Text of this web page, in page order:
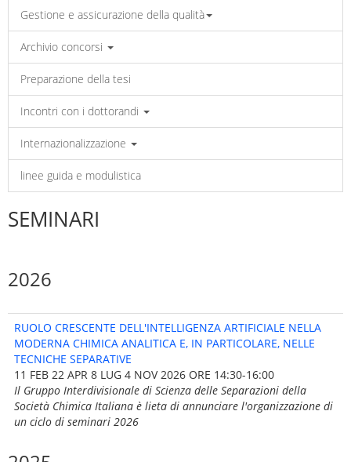
Gestione e assicurazione della qualità
Archivio concorsi
Preparazione della tesi
Incontri con i dottorandi
Internazionalizzazione
linee guida e modulistica
SEMINARI
2026
RUOLO CRESCENTE DELL'INTELLIGENZA ARTIFICIALE NELLA
MODERNA CHIMICA ANALITICA E, IN PARTICOLARE, NELLE
TECNICHE SEPARATIVE
11 FEB 22 APR 8 LUG 4 NOV 2026 ORE 14:30-16:00
Il Gruppo Interdivisionale di Scienza delle Separazioni della
Società Chimica Italiana è lieta di annunciare l'organizzazione di
un ciclo di seminari 2026